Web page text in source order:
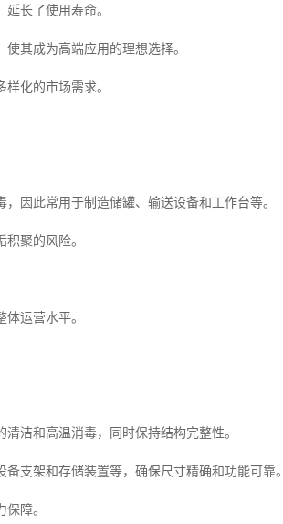
长了使用寿命。
其成为高端应用的理想选择。
化的市场需求。
因此常用于制造储罐、输送设备和工作台等。
聚的风险。
运营水平。
洁和高温消毒，同时保持结构完整性。
支架和存储装置等，确保尺寸精确和功能可靠。
障。